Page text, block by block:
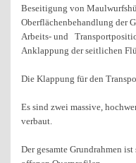
Beseitigung von
Oberflächenbehandlung der
Arbeits- und
Anklappung der seitlichen
Die Klappung für den
Es sind zwei massive,
verbaut.
Der gesamte Grundrahmen